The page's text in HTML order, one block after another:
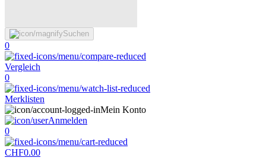
Suchen
0
Vergleich
0
Merklisten
Mein Konto
Anmelden
0
CHF0.00